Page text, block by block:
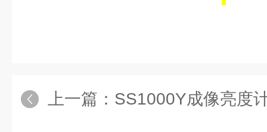
上一篇： SS1000Y成像亮度